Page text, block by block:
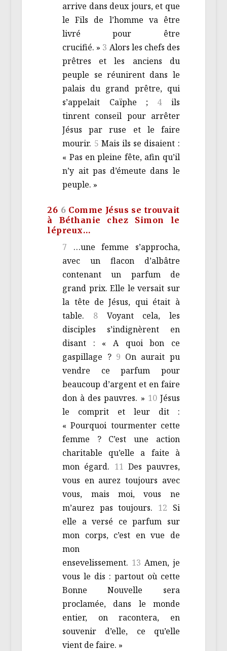
arrive dans deux jours, et que
le Fils de l’homme va être
livré pour être
crucifié. » 3 Alors les chefs des
prêtres et les anciens du
peuple se réunirent dans le
palais du grand prêtre, qui
s’appelait Caïphe ; 4ils
tinrent conseil pour arrêter
Jésus par ruse et le faire
mourir. 5 Mais ils se disaient :
« Pas en pleine fête, afin qu’il
n’y ait pas d’émeute dans le
peuple. »
26 6 Comme Jésus se trouvait
à Béthanie chez Simon le
lépreux…
7 …une femme s’approcha,
avec un flacon d’albâtre
contenant un parfum de
grand prix. Elle le versait sur
la tête de Jésus, qui était à
table. 8 Voyant cela, les
disciples s’indignèrent en
disant : « A quoi bon ce
gaspillage ? 9 On aurait pu
vendre ce parfum pour
beaucoup d’argent et en faire
don à des pauvres. » 10 Jésus
le comprit et leur dit :
« Pourquoi tourmenter cette
femme ? C’est une action
charitable qu’elle a faite à
mon égard. 11 Des pauvres,
vous en aurez toujours avec
vous, mais moi, vous ne
m’aurez pas toujours. 12 Si
elle a versé ce parfum sur
mon corps, c’est en vue de
mon
ensevelissement. 13 Amen, je
vous le dis : partout où cette
Bonne Nouvelle sera
proclamée, dans le monde
entier, on racontera, en
souvenir d’elle, ce qu’elle
vient de faire. »